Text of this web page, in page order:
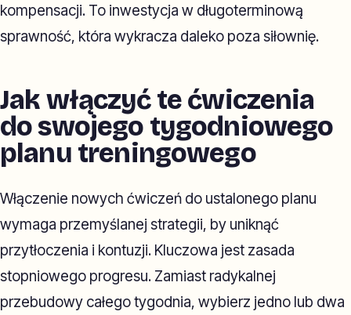
kompensacji. To inwestycja w długoterminową
sprawność, która wykracza daleko poza siłownię.
Jak włączyć te ćwiczenia
do swojego tygodniowego
planu treningowego
Włączenie nowych ćwiczeń do ustalonego planu
wymaga przemyślanej strategii, by uniknąć
przytłoczenia i kontuzji. Kluczowa jest zasada
stopniowego progresu. Zamiast radykalnej
przebudowy całego tygodnia, wybierz jedno lub dwa